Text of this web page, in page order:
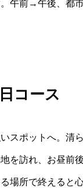
午前→午後、都
コース
スポットへ。清
を訪れ、お昼前
場所で終えると